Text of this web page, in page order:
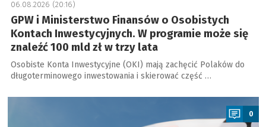
06.08.2026 (20:16)
GPW i Ministerstwo Finansów o Osobistych
Kontach Inwestycyjnych. W programie może się
znaleźć 100 mld zł w trzy lata
Osobiste Konta Inwestycyjne (OKI) mają zachęcić Polaków do
długoterminowego inwestowania i skierować część …
a
0